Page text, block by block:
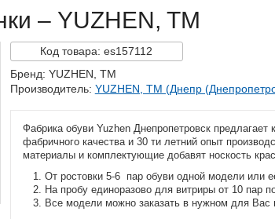
– YUZHEN, TM
Код товара:es157112
Бренд: YUZHEN, TM
Производитель: YUZHEN, TM (Днепр
Фабрика обуви Yuzhen Днепропетровск
фабричного качества и 30 ти летний опыт
материалы и комплектующие добавят носкость
От ростовки 5-6 пар обуви одной модели или
На пробу единоразово для витриры от 10 пар
Все модели можно заказать в нужном для Вас